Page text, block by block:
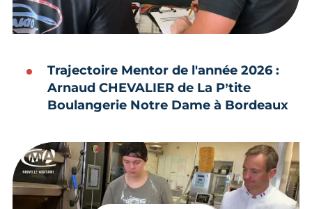
Trajectoire Mentor de l'année 2026 :
Arnaud CHEVALIER de La P’tite
Boulangerie Notre Dame à Bordeaux